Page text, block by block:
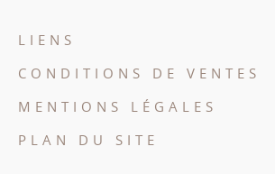
LIENS
CONDITIONS DE VENTES
MENTIONS LÉGALES
PLAN DU SITE